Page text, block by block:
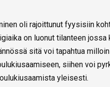
oli rajoittunut fyysisiin
on luonut tilanteen
sitä voi tapahtua
siihen voi
yleisesti.